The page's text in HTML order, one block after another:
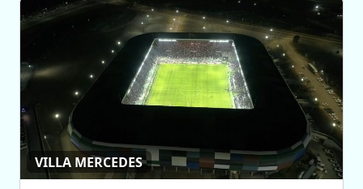
VILLA MERCEDES